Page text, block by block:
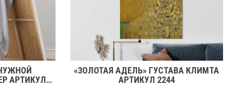
АРТИКУЛ
«ЗОЛОТАЯ АДЕЛЬ» ГУСТАВА КЛИМТА
АРТИКУЛ 2244